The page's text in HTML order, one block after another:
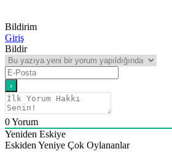
Bildirim
Giriş
Bildir
0Yorum
Yeniden Eskiye
Eskiden Yeniye Çok Oylananlar